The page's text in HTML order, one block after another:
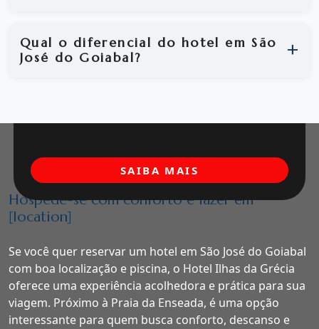
Qual o diferencial do hotel em São
José do Goiabal?
Hospede-se com conforto e lazer em
[location]
Se você quer reservar um hotel em São José do Goiabal
com boa localização e piscina, o Hotel Ilhas da Grécia
oferece uma experiência acolhedora e prática para sua
viagem. Próximo à Praia da Enseada, é uma opção
interessante para quem busca conforto, descanso e
SAIBA MAIS